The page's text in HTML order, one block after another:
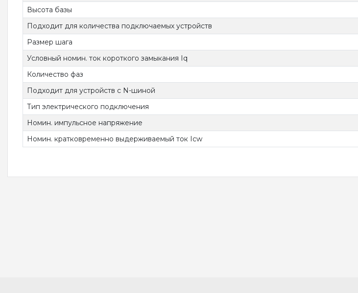
Высота базы
Подходит для количества подключаемых устройств
Размер шага
Условный номин. ток короткого замыкания Iq
Количество фаз
Подходит для устройств с N-шиной
Тип электрического подключения
Номин. импульсное напряжение
Номин. кратковременно выдерживаемый ток Icw